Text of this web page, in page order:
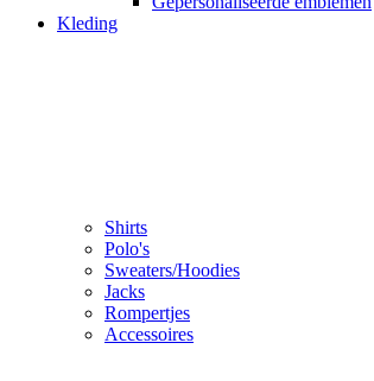
Kleding
Shirts
Polo's
Sweaters/Hoodies
Jacks
Rompertjes
Accessoires